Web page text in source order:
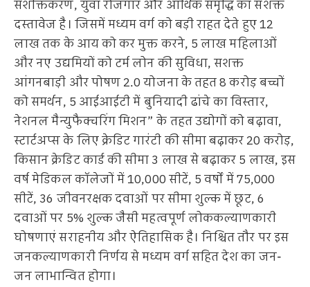
सशक्तिकरण, युवा रोजगार और आर्थिक समृद्धि का सशक्त
दस्तावेज है। जिसमें मध्यम वर्ग को बड़ी राहत देते हुए 12
लाख तक के आय को कर मुक्त करने, 5 लाख महिलाओं
और नए उद्यमियों को टर्म लोन की सुविधा, सशक्त
आंगनबाड़ी और पोषण 2.0 योजना के तहत 8 करोड़ बच्चों
को समर्थन, 5 आईआईटी में बुनियादी ढांचे का विस्तार,
नेशनल मैन्युफैक्चरिंग मिशन” के तहत उद्योगों को बढ़ावा,
स्टार्टअप्स के लिए क्रेडिट गारंटी की सीमा बढ़ाकर 20 करोड़,
किसान क्रेडिट कार्ड की सीमा 3 लाख से बढ़ाकर 5 लाख, इस
वर्ष मेडिकल कॉलेजों में 10,000 सीटें, 5 वर्षों में 75,000
सीटें, 36 जीवनरक्षक दवाओं पर सीमा शुल्क में छूट, 6
दवाओं पर 5% शुल्क जैसी महत्वपूर्ण लोककल्याणकारी
घोषणाएं सराहनीय और ऐतिहासिक है। निश्चित तौर पर इस
जनकल्याणकारी निर्णय से मध्यम वर्ग सहित देश का जन-
जन लाभान्वित होगा।